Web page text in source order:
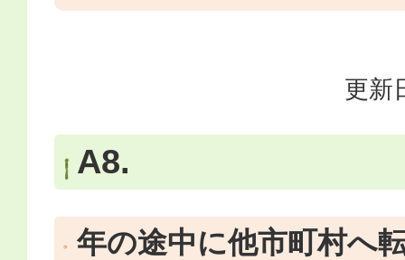
更新
A8.
年の途中に他市町村へ